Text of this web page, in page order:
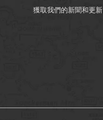
獲取我們的新聞和更新